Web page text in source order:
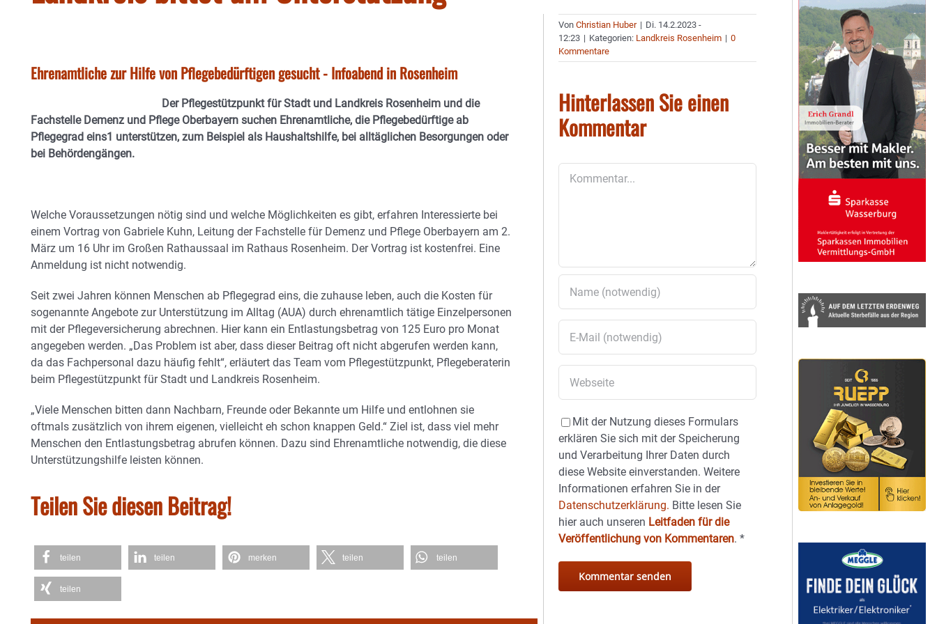
Ehrenamtliche zur Hilfe von Pflegebedürftigen gesucht - Infoabend in Rosenheim
Der Pflegestützpunkt für Stadt und Landkreis Rosenheim und die
Fachstelle Demenz und Pflege Oberbayern suchen Ehrenamtliche, die Pflegebedürftige ab
Pflegegrad eins1 unterstützen, zum Beispiel als Haushaltshilfe, bei alltäglichen Besorgungen oder
bei Behördengängen.
Welche Voraussetzungen nötig sind und welche Möglichkeiten es gibt, erfahren Interessierte bei
einem Vortrag von Gabriele Kuhn, Leitung der Fachstelle für Demenz und Pflege Oberbayern am 2.
März um 16 Uhr im Großen Rathaussaal im Rathaus Rosenheim. Der Vortrag ist kostenfrei. Eine
Anmeldung ist nicht notwendig.
Seit zwei Jahren können Menschen ab Pflegegrad eins, die zuhause leben, auch die Kosten für
sogenannte Angebote zur Unterstützung im Alltag (AUA) durch ehrenamtlich tätige Einzelpersonen
mit der Pflegeversicherung abrechnen. Hier kann ein Entlastungsbetrag von 125 Euro pro Monat
angegeben werden. „Das Problem ist aber, dass dieser Beitrag oft nicht abgerufen werden kann,
da das Fachpersonal dazu häufig fehlt“, erläutert das Team vom Pflegestützpunkt, Pflegeberaterin
beim Pflegestützpunkt für Stadt und Landkreis Rosenheim.
„Viele Menschen bitten dann Nachbarn, Freunde oder Bekannte um Hilfe und entlohnen sie
oftmals zusätzlich von ihrem eigenen, vielleicht eh schon knappen Geld.“ Ziel ist, dass viel mehr
Menschen den Entlastungsbetrag abrufen können. Dazu sind Ehrenamtliche notwendig, die diese
Unterstützungshilfe leisten können.
Teilen Sie diesen Beitrag!
teilen teilen merken teilen teilen
teilen
VonChristian Huber | Di. 14.2.2023 -
12:23 | Kategorien: Landkreis Rosenheim | 0
Kommentare
Hinterlassen Sie einen
Kommentar
Mit der Nutzung dieses Formulars
erklären Sie sich mit der Speicherung
und Verarbeitung Ihrer Daten durch
diese Website einverstanden. Weitere
Informationen erfahren Sie in der
Datenschutzerklärung. Bitte lesen Sie
hier auch unseren Leitfaden für die
Veröffentlichung von Kommentaren.*